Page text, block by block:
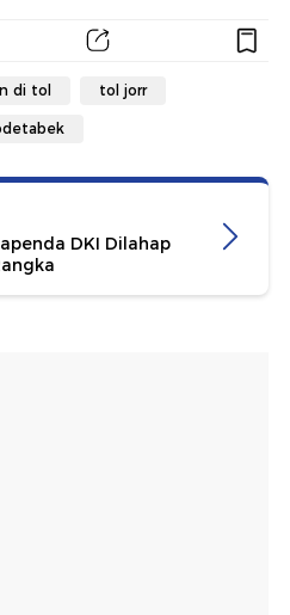
di tol tol jorr
DKI Dilahap